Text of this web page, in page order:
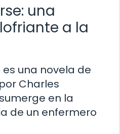
una
a la
es una novela de
Charles
en la
de un enfermero